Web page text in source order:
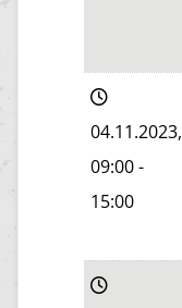
04.11.2023,
09:00-
15:00